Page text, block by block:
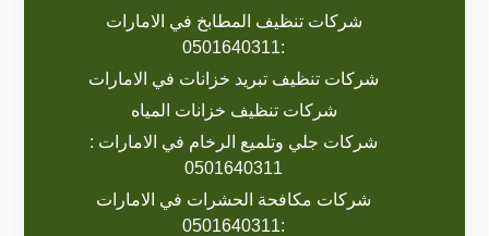
شركات تنظيف المطابخ في الامارات
:0501640311
شركات تنظيف تبريد خزانات في الامارات
شركات تنظيف خزانات المياه
شركات جلي وتلميع الرخام في الامارات :
0501640311
شركات مكافحة الحشرات في الامارات
:0501640311